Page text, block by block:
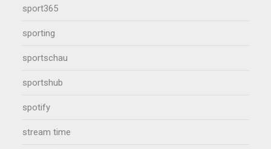
sport365
sporting
sportschau
sportshub
spotify
stream time